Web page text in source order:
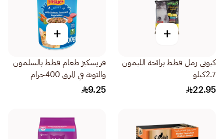
+
كيوتي رمل قطط برائحة الليمون
2.7كيلو
22.95
+
فريسكيز طعام قطط بالسلمون
والتونة في المرق 400جرام
9.25